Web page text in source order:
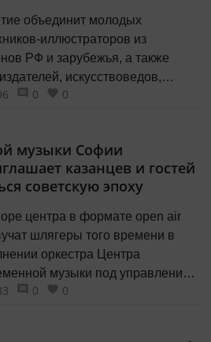
объединит молодых
иллюстраторов из
РФ и зарубежья, а также
искусствоведов,
0
0
музыки Софии
казанцев и гостей
советскую эпоху
центра в формате open air
шлягеры того времени в
оркестра Центра
музыки под управлением
артистки РТ Анны
0
0